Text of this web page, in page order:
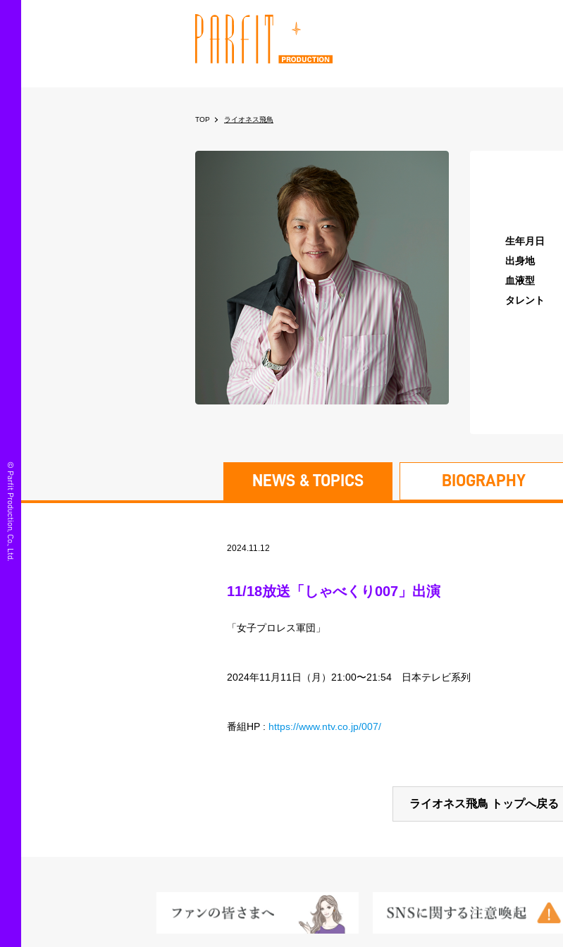
© Parfit Production, Co., Ltd.
TOP ライオネス飛鳥
生年月日
出身地
血液型
タレント
NEWS & TOPICS BIOGRAPHY
2024.11.12
11/18放送「しゃべくり007」出演
「女子プロレス軍団」
2024年11月11日（月）21:00〜21:54 日本テレビ系列
番組HP : https://www.ntv.co.jp/007/
ライオネス飛鳥 トップへ戻る